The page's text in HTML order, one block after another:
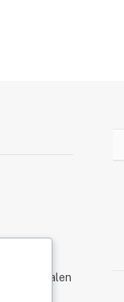
Von lokalen